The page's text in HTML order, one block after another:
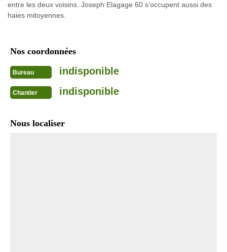
entre les deux voisins. Joseph Elagage 60 s’occupent aussi des
haies mitoyennes.
Nos coordonnées
Bureau indisponible
Chantier indisponible
Nous localiser